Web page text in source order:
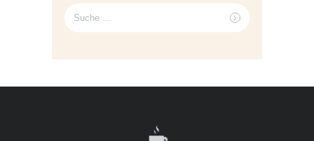
Suche
nach: